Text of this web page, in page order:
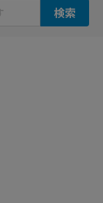
検索